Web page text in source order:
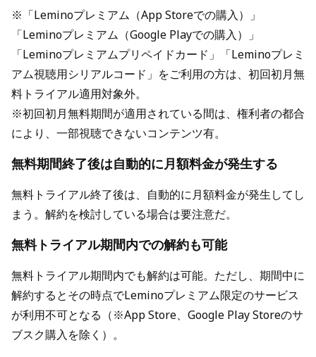
※「Leminoプレミアム（App Storeでの購入）」
「Leminoプレミアム（Google Playでの購入）」
「Leminoプレミアムプリペイドカード」「Leminoプレミ
アム視聴用シリアルコード」をご利用の方は、初回初月無
料トライアル適用対象外。
※初回初月無料期間が適用されている間は、権利者の都合
により、一部視聴できないコンテンツ有。
無料期間終了後は自動的に月額料金が発生する
無料トライアル終了後は、自動的に月額料金が発生してし
まう。解約を検討している場合は要注意だ。
無料トライアル期間内での解約も可能
無料トライアル期間内でも解約は可能。ただし、期間中に
解約するとその時点でLeminoプレミアム限定のサービス
が利用不可となる（※App Store、Google Play Storeのサ
ブスク購入を除く）。